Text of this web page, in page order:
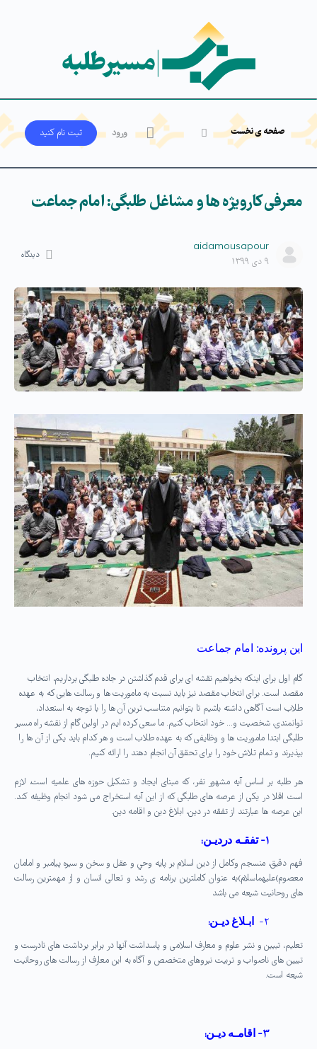
صفحه ی نخست ورود ثبت‌ نام کنید
معرفی کارویژه ها و مشاغل طلبگی: امام جماعت
aidamousapour
۹ دی ۱۳۹۹
دیدگاه
این پرونده: امام جماعت
گام اول برای اینکه بخواهیم نقشه ای برای قدم گذاشتن در جاده طلبگی برداریم، انتخاب
مقصد است. برای انتخاب مقصد نیز باید نسبت به ماموریت ها و رسالت هایی که به عهده
طلاب است آگاهی داشته باشیم تا بتوانیم متناسب ترین آن ها را با توجه به استعداد،
توانمندی، شخصیت و… خود انتخاب کنیم. ما سعی کرده ایم در اولین گام از نقشه راه مسیر
طلبگی ابتدا ماموریت ها و وظایفی که به عهده طلاب است و هر کدام باید یکی از آن ها را
بپذیرند و تمام تلاش خود را برای تحقق آن انجام دهند را ارائه کنیم.
هر طلبه بر اساس آیه مشهور نفر، که مبنای ایجاد و تشکیل حوزه های علمیه است، لازم
است اقلا در یکی از عرصه های طلبگی که از این آیه استخراج می شود انجام وظیفه کند.
این عرصه ها عبارتند از تفقه در دین، ابلاغ دین و اقامه دین.
۱- تفقـه درديـن:
فهم دقيق، منسجم وكامل از دين اسلام بر پايه وحي و عقل و سخن و سيره پيامبر و امامان
معصوم)عليهماسلام(به عنوان كاملترين برنامه ی رشد و تعالی انسان و از مهمترين رسالت
های روحانيت شيعه می باشد
۲- ابـلاغ ديـن:
تعليم، تبيين و نشر علوم و معارف اسلامی و پاسداشت آنها در برابر برداشت های نادرست و
تبيين های ناصواب و تربيت نيروهای متخصص و آگاه به اين معارف از رسالت های روحانيت
شيعه است.
۳- اقامـه ديـن: